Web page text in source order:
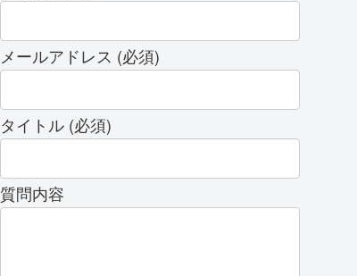
メールアドレス (必須)
タイトル (必須)
質問内容